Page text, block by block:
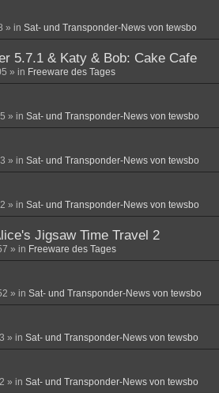
» in Sat- und Transponder-News von tewsbo
5.7.1 & Katy & Bob: Cake Cafe
» in Freeware des Tages
» in Sat- und Transponder-News von tewsbo
» in Sat- und Transponder-News von tewsbo
» in Sat- und Transponder-News von tewsbo
Jigsaw Time Travel 2
» in Freeware des Tages
» in Sat- und Transponder-News von tewsbo
» in Sat- und Transponder-News von tewsbo
» in Sat- und Transponder-News von tewsbo